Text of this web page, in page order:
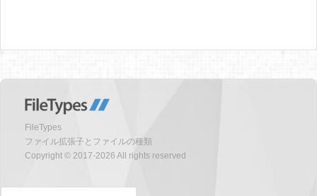
FileTypes
ファイル拡張子とファイルの種類
Copyright © 2017-2026 All rights reserved